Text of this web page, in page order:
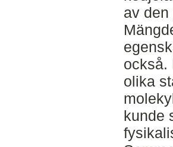
av
också.
olika
kunde